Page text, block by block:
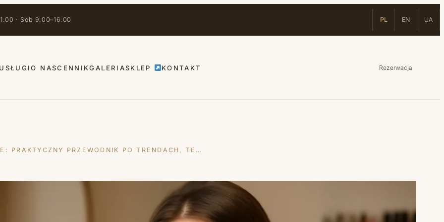
· Sob 9:00–16:00 PL EN UA
USŁUGIO NASCENNIKGALERIASKLEP KONTAKT Rezerwacja
PRAKTYCZNY PRZEWODNIK PO TRENDACH, TE…